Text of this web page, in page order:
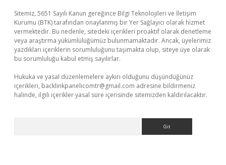
Sitemiz, 5651 Sayılı Kanun gereğince Bilgi Teknolojileri ve İletişim
Kurumu (BTK) tarafından onaylanmış bir Yer Sağlayıcı olarak hizmet
vermektedir. Bu nedenle, sitedeki içerikleri proaktif olarak denetleme
veya araştırma yükümlülüğümüz bulunmamaktadır. Ancak, üyelerimiz
yazdıkları içeriklerin sorumluluğunu taşımakta olup, siteye üye olarak
bu sorumluluğu kabul etmiş sayılırlar.
Hukuka ve yasal düzenlemelere aykırı olduğunu düşündüğünüz
içerikleri, backlinkpanelicomtr@gmail.com adresine bildirmeniz
halinde, ilgili içerikler yasal süre içerisinde sitemizden kaldırılacaktır.